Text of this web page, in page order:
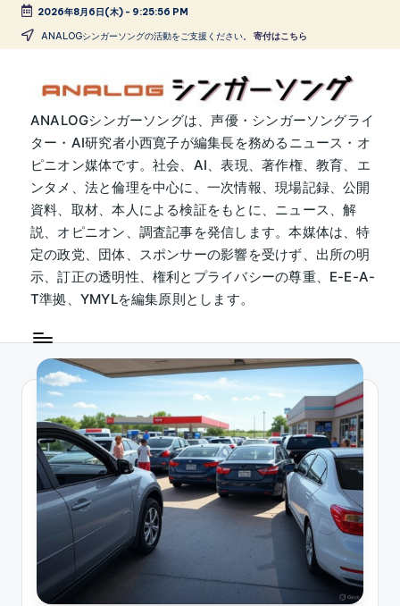
Skip
2026年8月6日(木)- 9:25:57 PM
ANALOGシンガーソングの活動をご支援ください。 寄付はこちら
A
N
A
L
O
G
シ
ン
ガ
ー
ソ
ン
グ
ANALOGシンガーソングは、声優・シンガーソングライ
ター・AI研究者小西寛子が編集長を務めるニュース・オ
ピニオン媒体です。社会、AI、表現、著作権、教育、エ
ンタメ、法と倫理を中心に、一次情報、現場記録、公開
資料、取材、本人による検証をもとに、ニュース、解
説、オピニオン、調査記事を発信します。本媒体は、特
定の政党、団体、スポンサーの影響を受けず、出所の明
示、訂正の透明性、権利とプライバシーの尊重、E-E-A-
T準拠、YMYLを編集原則とします。